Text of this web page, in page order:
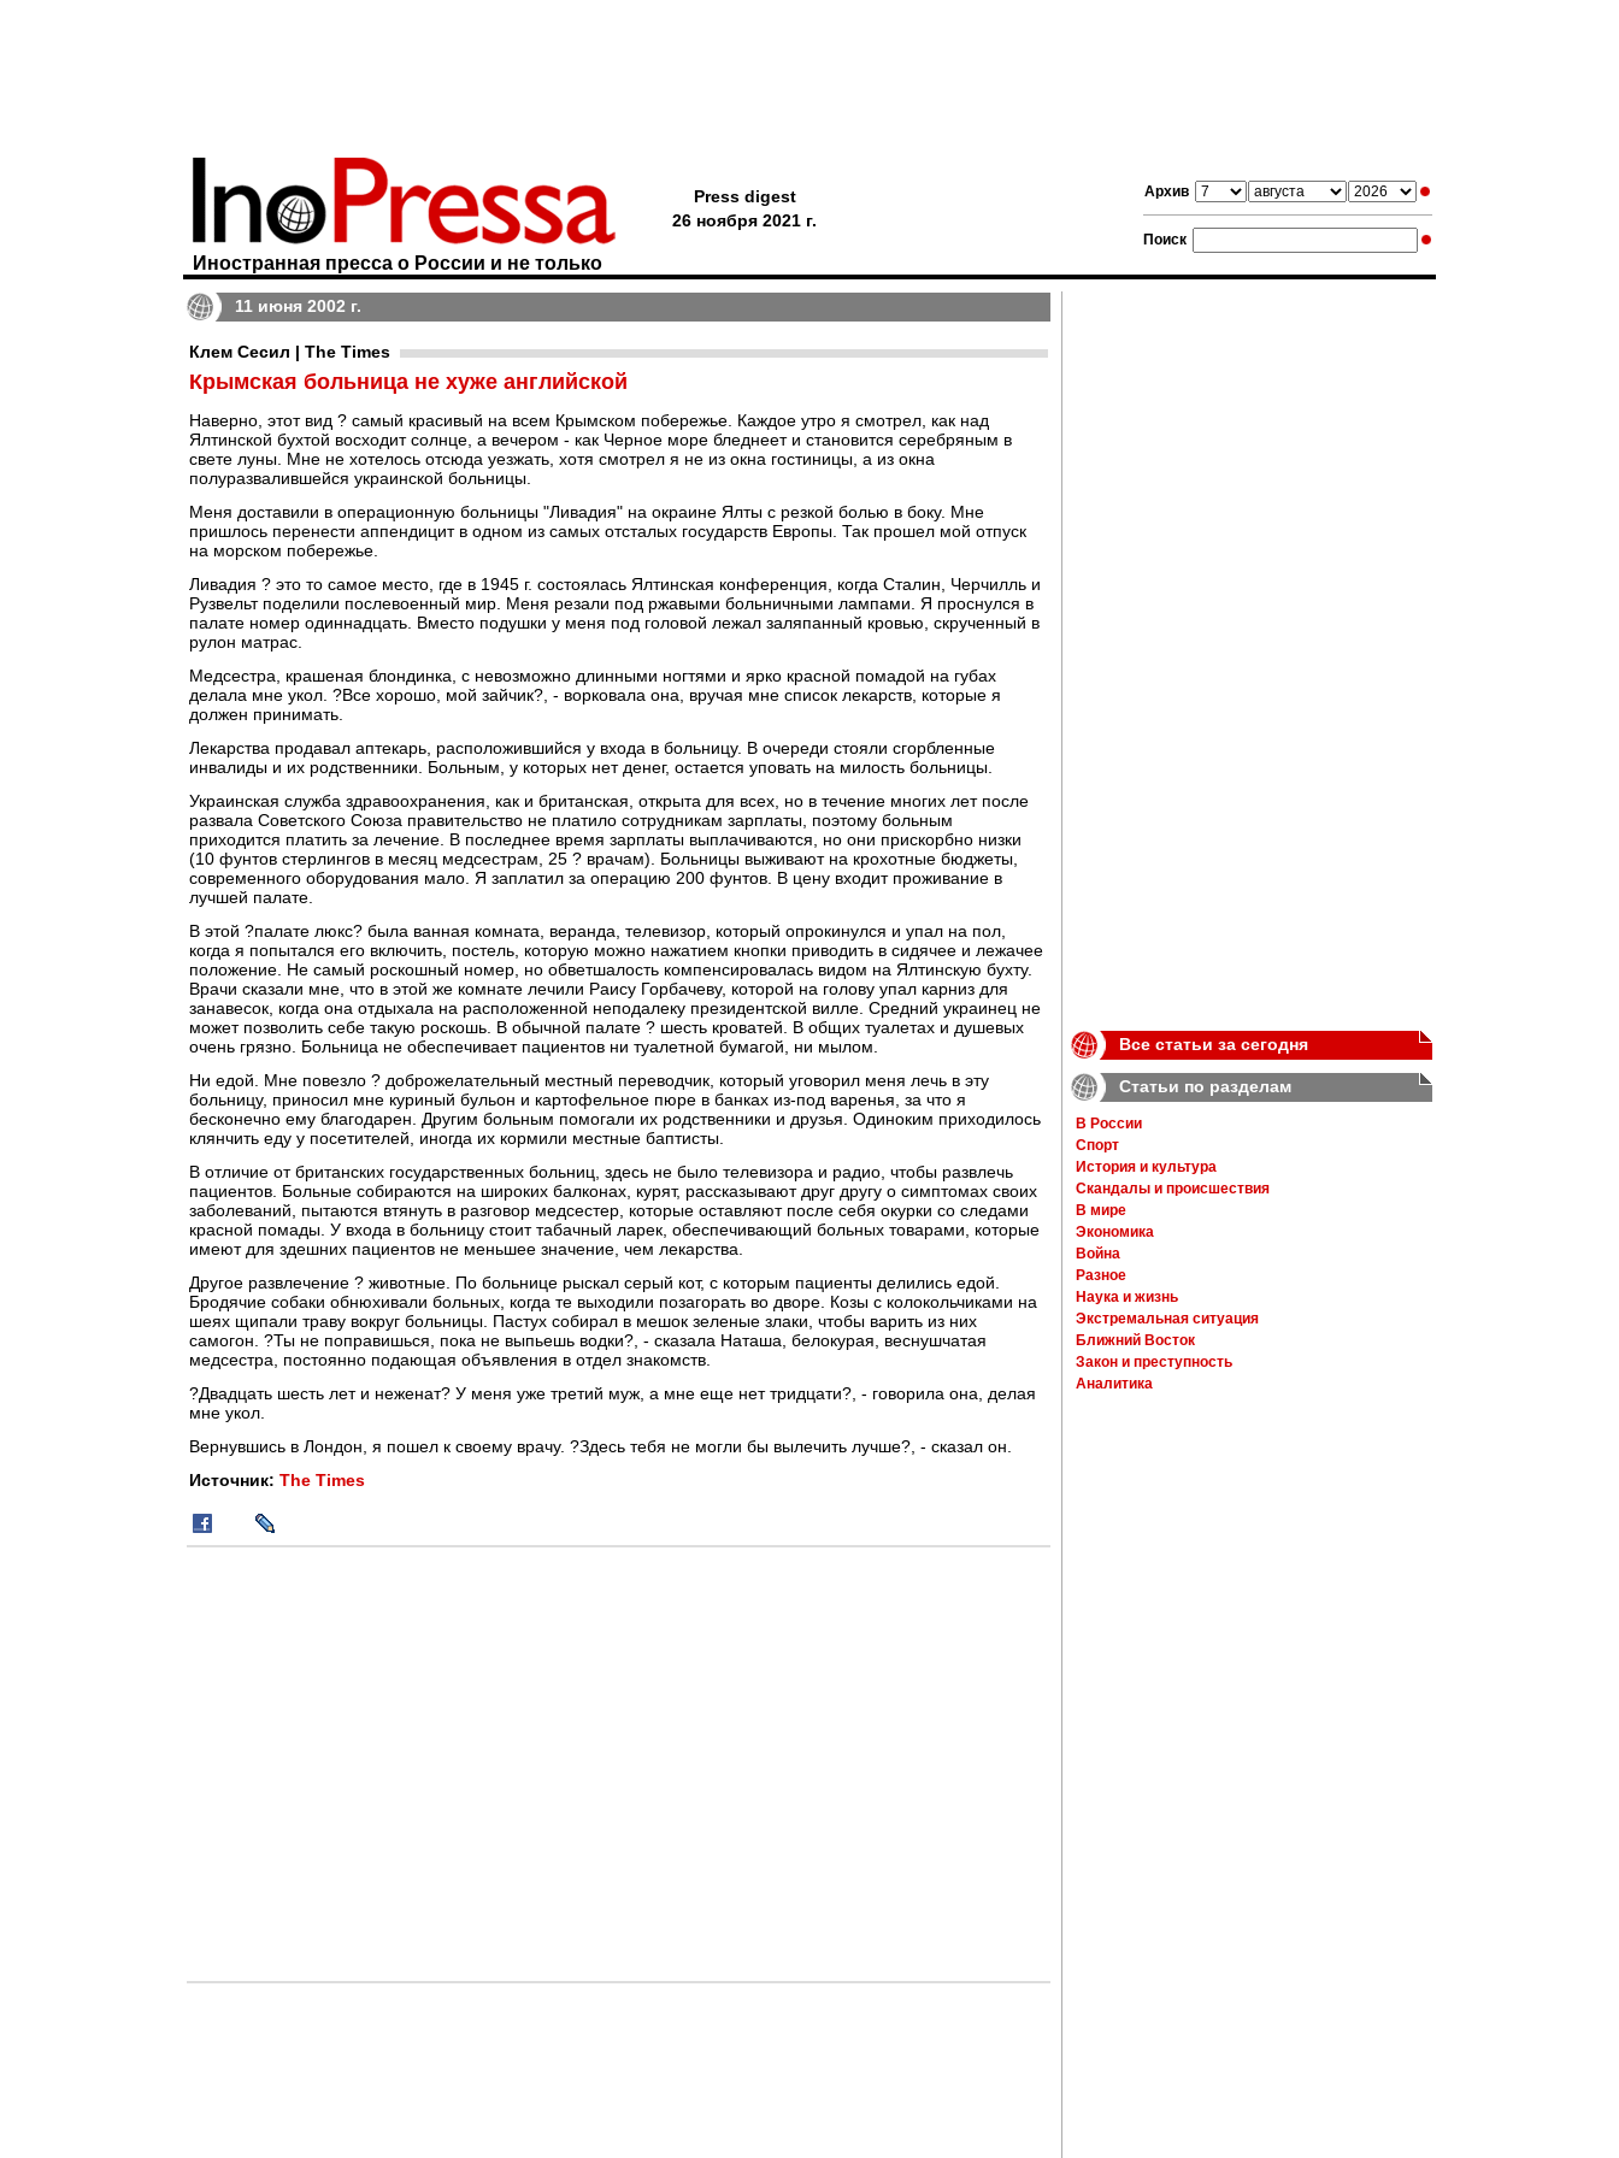
Архив
Поиск
Иностранная пресса о России и не только
Press digest
26 ноября 2021 г.
11 июня 2002 г.
Клем Сесил | The Times
Крымская больница не хуже английской
Наверно, этот вид ? самый красивый на всем Крымском побережье. Каждое утро я смотрел, как над
Ялтинской бухтой восходит солнце, а вечером - как Черное море бледнеет и становится серебряным в
свете луны. Мне не хотелось отсюда уезжать, хотя смотрел я не из окна гостиницы, а из окна
полуразвалившейся украинской больницы.
Меня доставили в операционную больницы "Ливадия" на окраине Ялты с резкой болью в боку. Мне
пришлось перенести аппендицит в одном из самых отсталых государств Европы. Так прошел мой отпуск
на морском побережье.
Ливадия ? это то самое место, где в 1945 г. состоялась Ялтинская конференция, когда Сталин, Черчилль и
Рузвельт поделили послевоенный мир. Меня резали под ржавыми больничными лампами. Я проснулся в
палате номер одиннадцать. Вместо подушки у меня под головой лежал заляпанный кровью, скрученный в
рулон матрас.
Медсестра, крашеная блондинка, с невозможно длинными ногтями и ярко красной помадой на губах
делала мне укол. ?Все хорошо, мой зайчик?, - ворковала она, вручая мне список лекарств, которые я
должен принимать.
Лекарства продавал аптекарь, расположившийся у входа в больницу. В очереди стояли сгорбленные
инвалиды и их родственники. Больным, у которых нет денег, остается уповать на милость больницы.
Украинская служба здравоохранения, как и британская, открыта для всех, но в течение многих лет после
развала Советского Союза правительство не платило сотрудникам зарплаты, поэтому больным
приходится платить за лечение. В последнее время зарплаты выплачиваются, но они прискорбно низки
(10 фунтов стерлингов в месяц медсестрам, 25 ? врачам). Больницы выживают на крохотные бюджеты,
современного оборудования мало. Я заплатил за операцию 200 фунтов. В цену входит проживание в
лучшей палате.
В этой ?палате люкс? была ванная комната, веранда, телевизор, который опрокинулся и упал на пол,
когда я попытался его включить, постель, которую можно нажатием кнопки приводить в сидячее и лежачее
положение. Не самый роскошный номер, но обветшалость компенсировалась видом на Ялтинскую бухту.
Врачи сказали мне, что в этой же комнате лечили Раису Горбачеву, которой на голову упал карниз для
занавесок, когда она отдыхала на расположенной неподалеку президентской вилле. Средний украинец не
может позволить себе такую роскошь. В обычной палате ? шесть кроватей. В общих туалетах и душевых
очень грязно. Больница не обеспечивает пациентов ни туалетной бумагой, ни мылом.
Ни едой. Мне повезло ? доброжелательный местный переводчик, который уговорил меня лечь в эту
больницу, приносил мне куриный бульон и картофельное пюре в банках из-под варенья, за что я
бесконечно ему благодарен. Другим больным помогали их родственники и друзья. Одиноким приходилось
клянчить еду у посетителей, иногда их кормили местные баптисты.
В отличие от британских государственных больниц, здесь не было телевизора и радио, чтобы развлечь
пациентов. Больные собираются на широких балконах, курят, рассказывают друг другу о симптомах своих
заболеваний, пытаются втянуть в разговор медсестер, которые оставляют после себя окурки со следами
красной помады. У входа в больницу стоит табачный ларек, обеспечивающий больных товарами, которые
имеют для здешних пациентов не меньшее значение, чем лекарства.
Другое развлечение ? животные. По больнице рыскал серый кот, с которым пациенты делились едой.
Бродячие собаки обнюхивали больных, когда те выходили позагорать во дворе. Козы с колокольчиками на
шеях щипали траву вокруг больницы. Пастух собирал в мешок зеленые злаки, чтобы варить из них
самогон. ?Ты не поправишься, пока не выпьешь водки?, - сказала Наташа, белокурая, веснушчатая
медсестра, постоянно подающая объявления в отдел знакомств.
?Двадцать шесть лет и неженат? У меня уже третий муж, а мне еще нет тридцати?, - говорила она, делая
мне укол.
Вернувшись в Лондон, я пошел к своему врачу. ?Здесь тебя не могли бы вылечить лучше?, - сказал он.
Источник: The Times
Все статьи за сегодня
Статьи по разделам
В России
Спорт
История и культура
Скандалы и происшествия
В мире
Экономика
Война
Разное
Наука и жизнь
Экстремальная ситуация
Ближний Восток
Закон и преступность
Аналитика